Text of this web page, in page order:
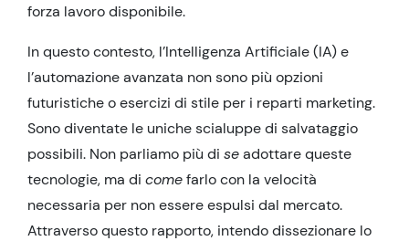
forza lavoro disponibile.
In questo contesto, l’Intelligenza Artificiale (IA) e
l’automazione avanzata non sono più opzioni
futuristiche o esercizi di stile per i reparti marketing.
Sono diventate le uniche scialuppe di salvataggio
possibili. Non parliamo più di seadottare queste
tecnologie, ma di comefarlo con la velocità
necessaria per non essere espulsi dal mercato.
Attraverso questo rapporto, intendo dissezionare lo